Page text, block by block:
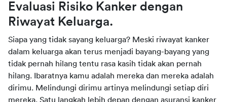
Evaluasi Risiko Kanker dengan
Riwayat Keluarga.
Siapa yang tidak sayang keluarga? Meski riwayat kanker
dalam keluarga akan terus menjadi bayang-bayang yang
tidak pernah hilang tentu rasa kasih tidak akan pernah
hilang. Ibaratnya kamu adalah mereka dan mereka adalah
dirimu. Melindungi dirimu artinya melindungi setiap diri
mereka. Satu langkah lebih depan dengan asuransi kanker